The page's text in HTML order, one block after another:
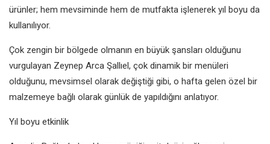
ürünler; hem mevsiminde hem de mutfakta işlenerek yıl boyu da
kullanılıyor.
Çok zengin bir bölgede olmanın en büyük şansları olduğunu
vurgulayan Zeynep Arca Şallıel, çok dinamik bir menüleri
olduğunu, mevsimsel olarak değiştiği gibi, o hafta gelen özel bir
malzemeye bağlı olarak günlük de yapıldığını anlatıyor.
Yıl boyu etkinlik